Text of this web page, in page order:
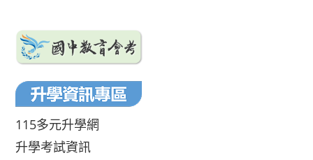
115多元升學網
升學考試資訊